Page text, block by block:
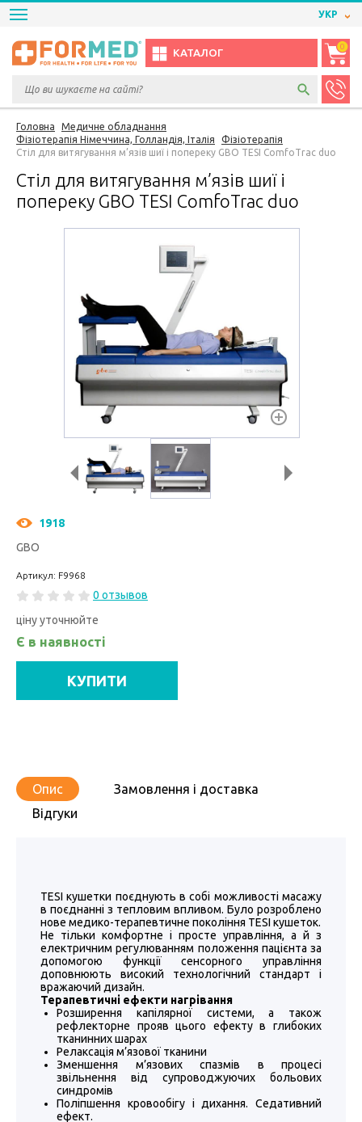
УКР
КАТАЛОГ
0
Головна
Медичне обладнання
Фізіотерапія Німеччина, Голландія, Італія
Фізіотерапія
Стіл для витягування м’язів шиї і попереку GBO TESI ComfoTrac duo
Стіл для витягування м’язів шиї і
попереку GBO TESI ComfoTrac duo
1918
GBO
Артикул: F9968
0 отзывов
ціну уточнюйте
Є в наявності
КУПИТИ
Опис
Замовлення і доставка
Відгуки
TESI кушетки поєднують в собі можливості масажу
в поєднанні з тепловим впливом. Було розроблено
нове медико-терапевтичне покоління TESI кушеток.
Не тільки комфортне і просте управління, а й з
електричним регулюванням положення пацієнта за
допомогою функції сенсорного управління
доповнюють високий технологічний стандарт і
вражаючий дизайн.
Терапевтичні ефекти нагрівання
Розширення капілярної системи, а також
рефлекторне прояв цього ефекту в глибоких
тканинних шарах
Релаксація м’язової тканини
Зменшення м’язових спазмів в процесі
звільнення від супроводжуючих больових
синдромів
Поліпшення кровообігу і дихання. Седативний
ефект.